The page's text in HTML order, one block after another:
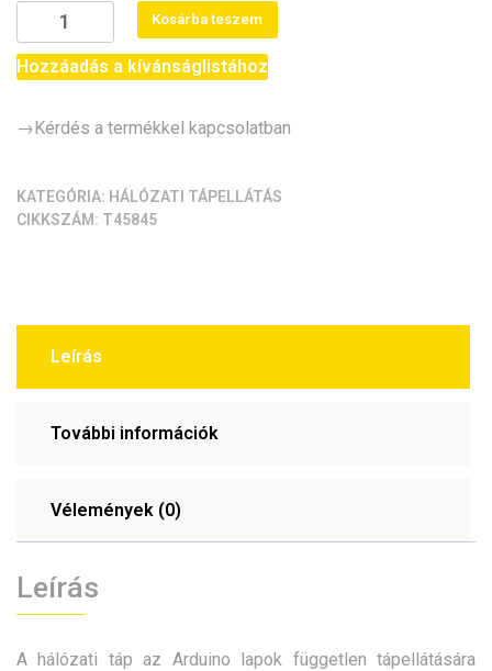
Hálózati
dugasztáp/adapter
(230V
12V@2A)
Kosárba teszem
Hozzáadás a kívánságlistához
→Kérdés a termékkel kapcsolatban
KATEGÓRIA: HÁLÓZATI TÁPELLÁTÁS
CIKKSZÁM: T45845
Leírás
További információk
Vélemények (0)
Leírás
A hálózati táp az Arduino lapok független tápellátására